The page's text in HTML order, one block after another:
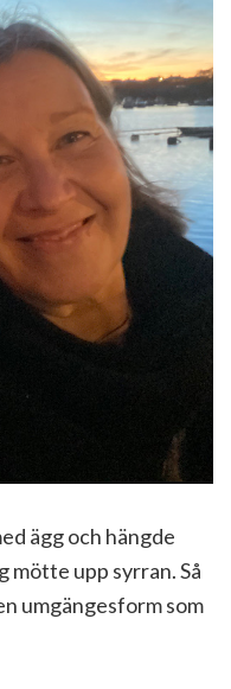
ägg och hängde
mötte upp syrran. Så
umgängesform som